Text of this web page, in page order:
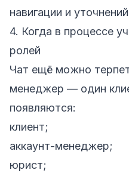
навигации и
4. Когда в процессе
ролей
Чат ещё можно
менеджер — один
появляются:
клиент;
аккаунт-менеджер;
юрист;